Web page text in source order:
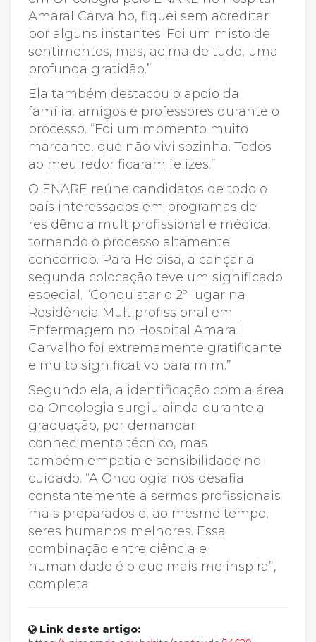
Amaral Carvalho, fiquei sem acreditar
por alguns instantes. Foi um misto de
sentimentos, mas, acima de tudo, uma
profunda gratidão.”
Ela também destacou o apoio da
família, amigos e professores durante o
processo. “Foi um momento muito
marcante, que não vivi sozinha. Todos
ao meu redor ficaram felizes.”
O ENARE reúne candidatos de todo o
país interessados em programas de
residência multiprofissional e médica,
tornando o processo altamente
concorrido. Para Heloisa, alcançar a
segunda colocação teve um significado
especial. “Conquistar o 2º lugar na
Residência Multiprofissional em
Enfermagem no Hospital Amaral
Carvalho foi extremamente gratificante
e muito significativo para mim.”
Segundo ela, a identificação com a área
da Oncologia surgiu ainda durante a
graduação, por demandar
conhecimento técnico, mas
também empatia e sensibilidade no
cuidado. “A Oncologia nos desafia
constantemente a sermos profissionais
mais preparados e, ao mesmo tempo,
seres humanos melhores. Essa
combinação entre ciência e
humanidade é o que mais me inspira”,
completa.
Link deste artigo: